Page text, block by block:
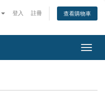
登入 註冊 查看購物車